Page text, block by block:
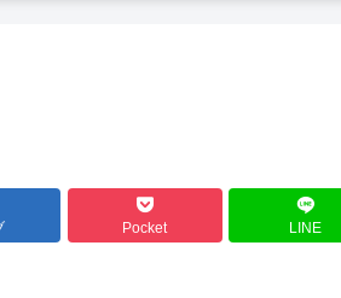
Pocket LINE